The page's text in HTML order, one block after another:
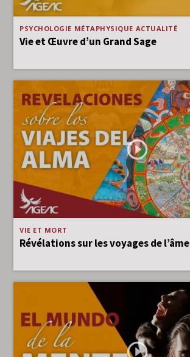
PSYCHOLOGIE MÉTAPHYSIQUE ACTUALITÉ
Vie et Œuvre d’un Grand Sage
VIE ET MORT
Révélations sur les voyages de l’âme